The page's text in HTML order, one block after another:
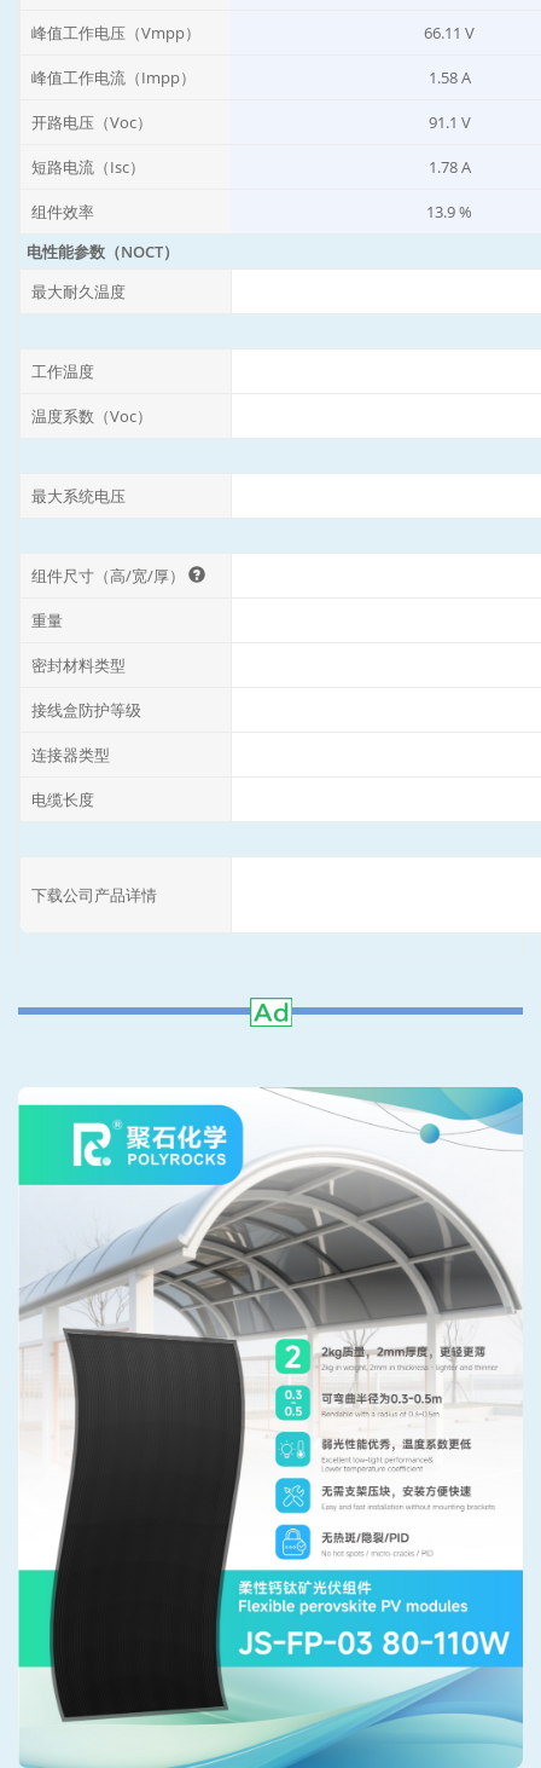
峰值工作电压（Vmpp） 66.11 V
峰值工作电流（Impp） 1.58 A
开路电压（Voc） 91.1 V
短路电流（Isc） 1.78 A
组件效率
13.9 %
电性能参数（NOCT）
最大耐久温度
工作温度
温度系数（Voc）
最大系统电压
组件尺寸（高/宽/厚）
重量
密封材料类型
接线盒防护等级
连接器类型
电缆长度
下载公司产品详情